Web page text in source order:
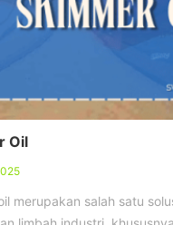
Oil
merupakan salah satu